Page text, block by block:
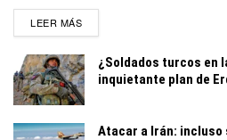
LEER MÁSDETAILS
¿Soldados turcos en
inquietante plan de
Atacar a Irán: incluso